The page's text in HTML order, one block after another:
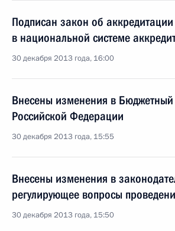
Подписан закон об аккредитации
в национальной системе
30 декабря 2013 года, 16:00
Внесены изменения в Бюджетный
Российской Федерации
30 декабря 2013 года, 15:55
Внесены изменения в
регулирующее вопросы
30 декабря 2013 года, 15:50